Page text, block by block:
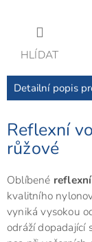
HLÍDAT
Detailní popis
Reflexní
růžové
Oblíbené
kvalitního
vyniká vysokou
odráží dopadající